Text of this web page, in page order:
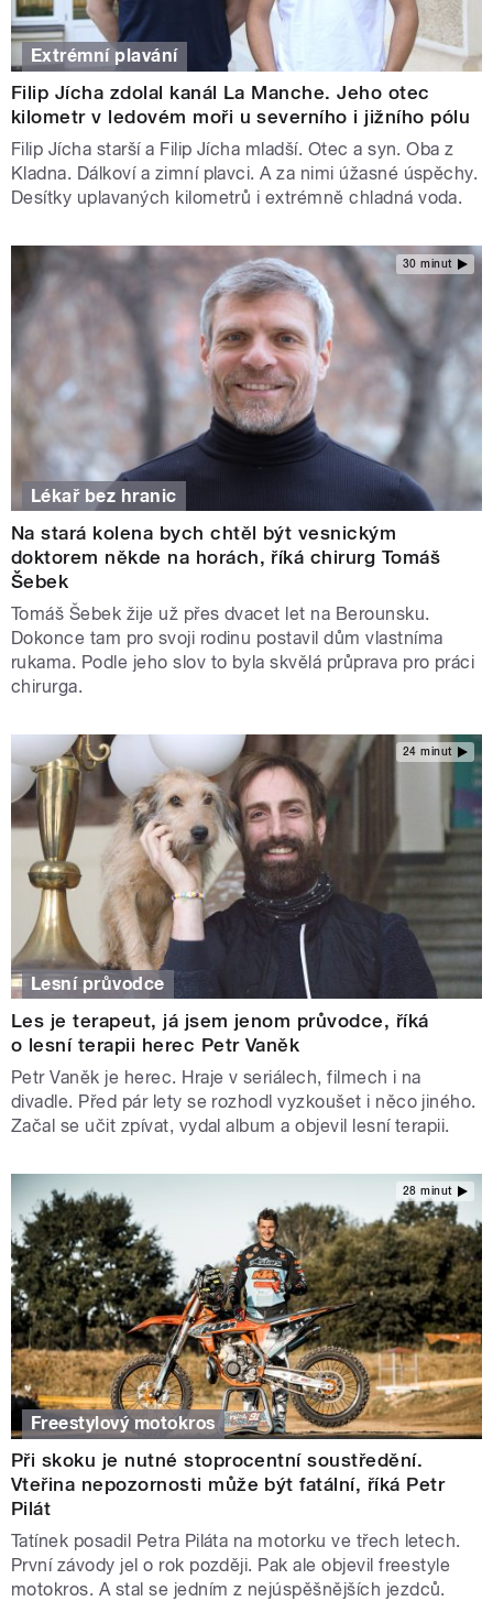
Extrémní plavání
Filip Jícha zdolal kanál La Manche. Jeho otec
kilometr v ledovém moři u severního i jižního pólu
Filip Jícha starší a Filip Jícha mladší. Otec a syn. Oba z
Kladna. Dálkoví a zimní plavci. A za nimi úžasné úspěchy.
Desítky uplavaných kilometrů i extrémně chladná voda.
30 minut
Lékař bez hranic
Na stará kolena bych chtěl být vesnickým
doktorem někde na horách, říká chirurg Tomáš
Šebek
Tomáš Šebek žije už přes dvacet let na Berounsku.
Dokonce tam pro svoji rodinu postavil dům vlastníma
rukama. Podle jeho slov to byla skvělá průprava pro práci
chirurga.
24 minut
Lesní průvodce
Les je terapeut, já jsem jenom průvodce, říká
o lesní terapii herec Petr Vaněk
Petr Vaněk je herec. Hraje v seriálech, filmech i na
divadle. Před pár lety se rozhodl vyzkoušet i něco jiného.
Začal se učit zpívat, vydal album a objevil lesní terapii.
28 minut
Freestylový motokros
Při skoku je nutné stoprocentní soustředění.
Vteřina nepozornosti může být fatální, říká Petr
Pilát
Tatínek posadil Petra Piláta na motorku ve třech letech.
První závody jel o rok později. Pak ale objevil freestyle
motokros. A stal se jedním z nejúspěšnějších jezdců.